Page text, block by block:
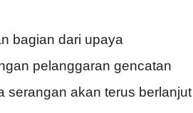
bagian dari upaya
pelanggaran gencatan
serangan akan terus berlanjut